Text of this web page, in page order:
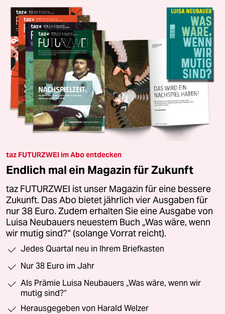
taz FUTURZWEI im Abo entdecken
Endlich mal ein Magazin für Zukunft
taz FUTURZWEI ist unser Magazin für eine bessere
Zukunft. Das Abo bietet jährlich vier Ausgaben für
nur 38 Euro. Zudem erhalten Sie eine Ausgabe von
Luisa Neubauers neuestem Buch „Was wäre, wenn
wir mutig sind?“ (solange Vorrat reicht).
Jedes Quartal neu in Ihrem Briefkasten
Nur 38 Euro im Jahr
Als Prämie Luisa Neubauers „Was wäre, wenn wir
mutig sind?“
Herausgegeben von Harald Welzer